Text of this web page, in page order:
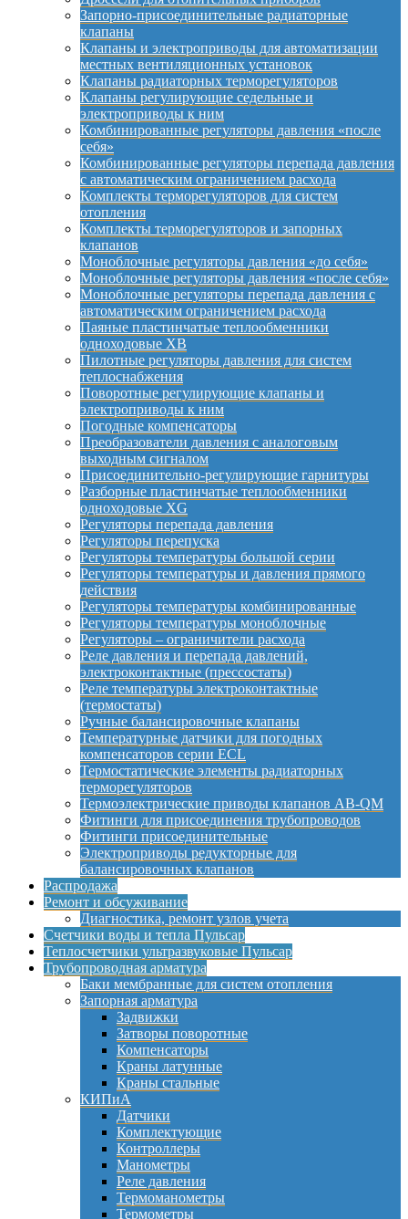
Запорно-присоединительные радиаторные
клапаны
Клапаны и электроприводы для автоматизации
местных вентиляционных установок
Клапаны радиаторных терморегуляторов
Клапаны регулирующие седельные и
электроприводы к ним
Комбинированные регуляторы давления «после
себя»
Комбинированные регуляторы перепада давления
с автоматическим ограничением расхода
Комплекты терморегуляторов для систем
отопления
Комплекты терморегуляторов и запорных
клапанов
Моноблочные регуляторы давления «до себя»
Моноблочные регуляторы давления «после себя»
Моноблочные регуляторы перепада давления с
автоматическим ограничением расхода
Паяные пластинчатые теплообменники
одноходовые XB
Пилотные регуляторы давления для систем
теплоснабжения
Поворотные регулирующие клапаны и
электроприводы к ним
Погодные компенсаторы
Преобразователи давления с аналоговым
выходным сигналом
Присоединительно-регулирующие гарнитуры
Разборные пластинчатые теплообменники
одноходовые XG
Регуляторы перепада давления
Регуляторы перепуска
Регуляторы температуры большой серии
Регуляторы температуры и давления прямого
действия
Регуляторы температуры комбинированные
Регуляторы температуры моноблочные
Регуляторы – ограничители расхода
Реле давления и перепада давлений,
электроконтактные (прессостаты)
Реле температуры электроконтактные
(термостаты)
Ручные балансировочные клапаны
Температурные датчики для погодных
компенсаторов серии ECL
Термостатические элементы радиаторных
терморегуляторов
Термоэлектрические приводы клапанов AB-QM
Фитинги для присоединения трубопроводов
Фитинги присоединительные
Электроприводы редукторные для
балансировочных клапанов
Распродажа
Ремонт и обсуживание
Диагностика, ремонт узлов учета
Счетчики воды и тепла Пульсар
Теплосчетчики ультразвуковые Пульсар
Трубопроводная арматура
Баки мембранные для систем отопления
Запорная арматура
Задвижки
Затворы поворотные
Компенсаторы
Краны латунные
Краны стальные
КИПиА
Датчики
Комплектующие
Контроллеры
Манометры
Реле давления
Термоманометры
Термометры